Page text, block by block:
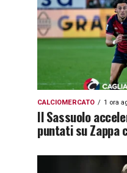
CALCIOMERCATO 1 ora
Il Sassuolo
puntati su Zappa